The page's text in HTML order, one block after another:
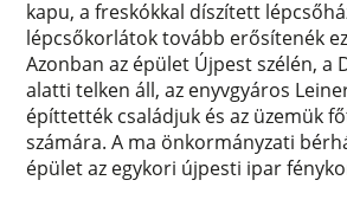
kapu, a freskókkal díszített
lépcsőkorlátok tovább erősítenék
Azonban az épület Újpest szélén, a
alatti telken áll, az enyvgyáros
építtették családjuk és az üzemük
számára. A ma önkormányzati
épület az egykori újpesti ipar